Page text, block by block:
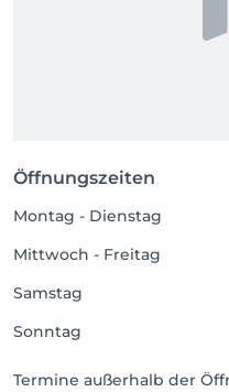
Öffnungszeiten
Montag - Dienstag
Mittwoch - Freitag
Samstag
Sonntag
Termine außerhalb der